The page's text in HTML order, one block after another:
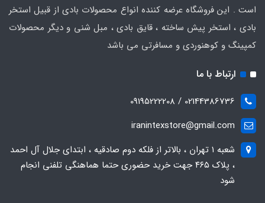
است . این فروشگاه عرضه کننده انواع محصولات بادی از قبیل استخر
بادی ، استخر پیش ساخته ، قایق بادی ، مبل شنی و دیگر محصولات
کمپینگ و کوهنوردی و مسافرتی می باشد
ارتباط با ما
02144386736 / 09195222208
iranintexstore@gmail.com
شعبه ۱ تهران ، بالاتر از فلکه دوم صادقیه ، ابتدای جلال آل احمد
، پلاک ۴۶۵ جهت خرید حضوری حتما هماهنگی تلفنی انجام
شود